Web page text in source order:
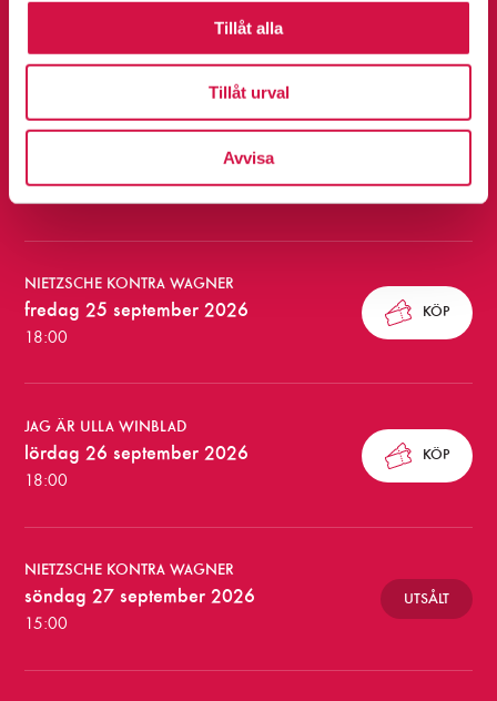
Tillåt alla
Tillåt urval
Avvisa
m
m
n
e
f
ö
r
e
s
t
ä
l
l
onsdag 23 september 2026
18:00
torsdag 24 september 2026
NIETZSCHE KONTRA WAGNER
fredag 25 september 2026
18:00
KÖP
JAG ÄR ULLA WINBLAD
lördag 26 september 2026
18:00
KÖP
NIETZSCHE KONTRA WAGNER
söndag 27 september 2026
15:00
UTSÅLT